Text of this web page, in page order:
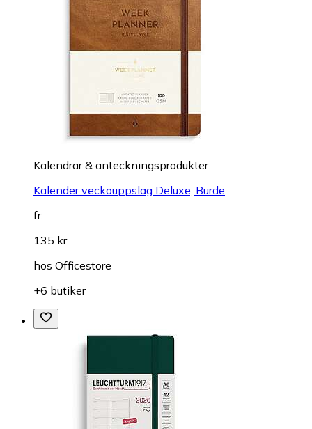
Kalendrar & anteckningsprodukter
Kalender veckouppslag Deluxe, Burde
fr.
135 kr
hos Officestore
+6 butiker